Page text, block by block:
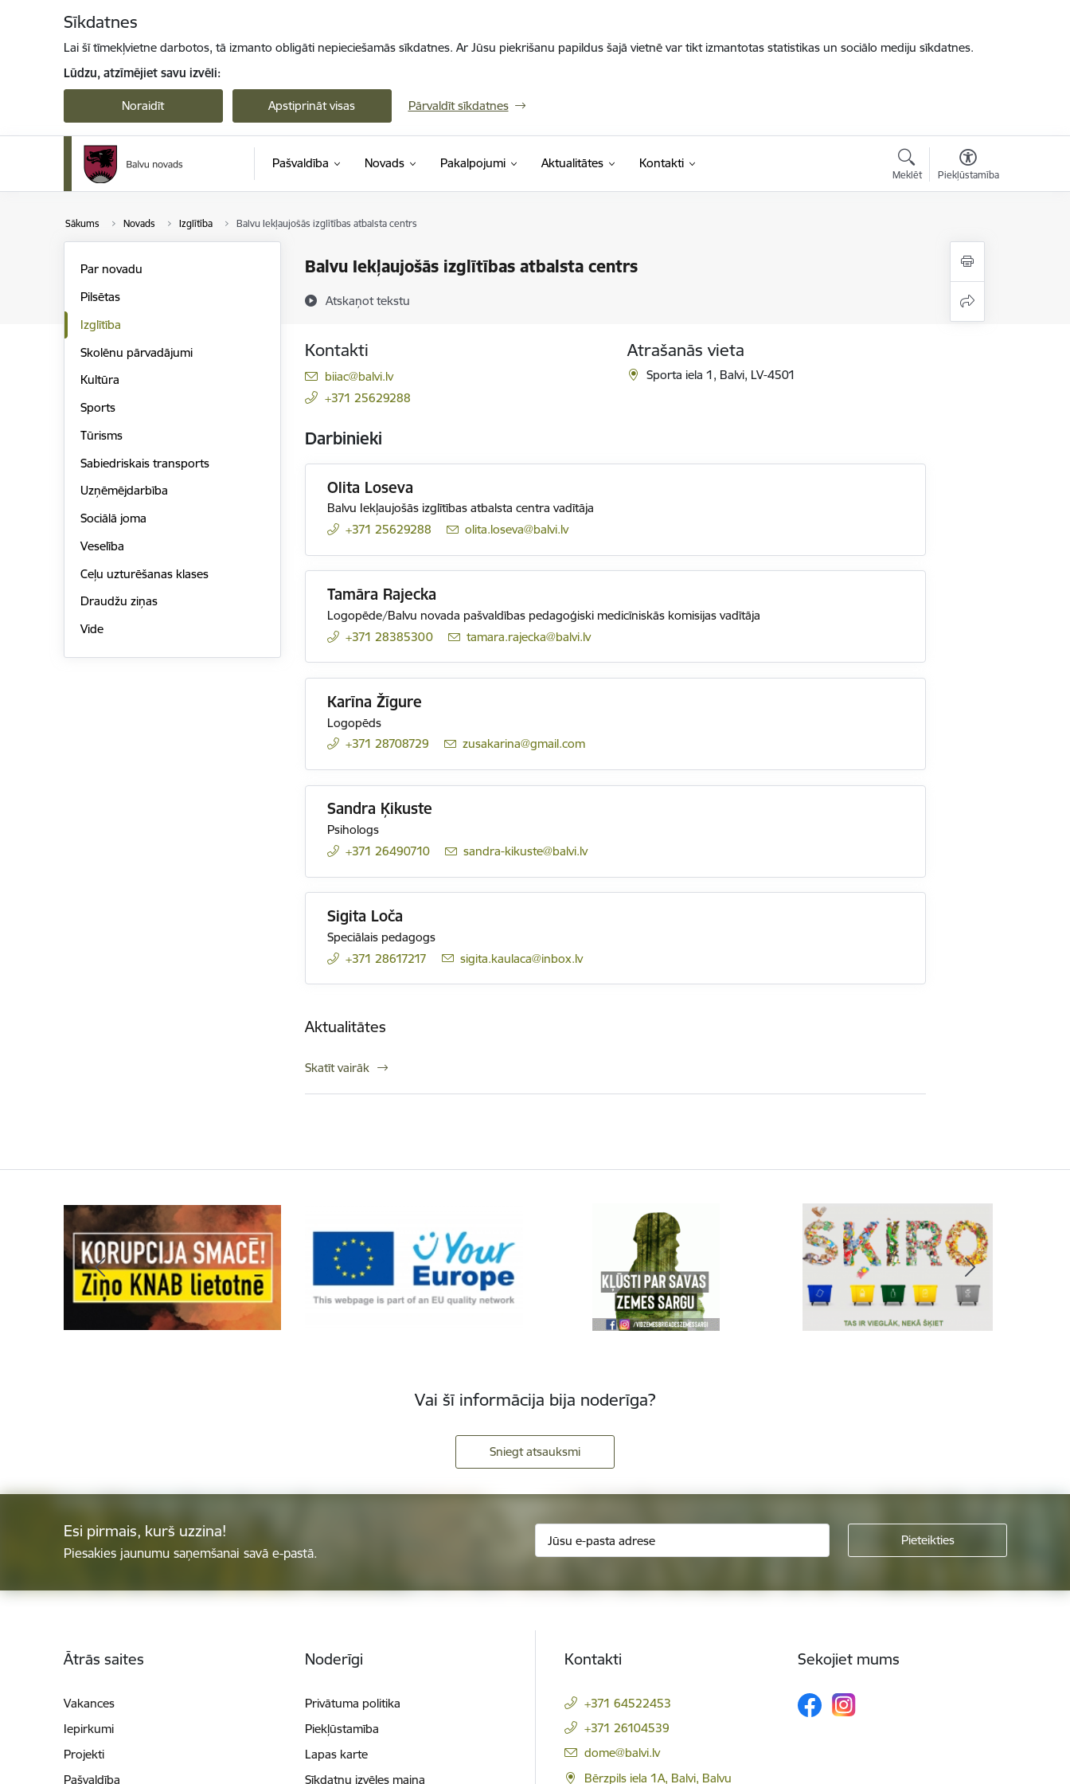
Sīkdatnes
Lai šī tīmekļvietne darbotos, tā izmanto obligāti nepieciešamās sīkdatnes. Ar Jūsu piekrišanu papildus šajā vietnē var tikt izmantotas statistikas un sociālo mediju sīkdatnes.
Lūdzu, atzīmējiet savu izvēli:
Noraidīt Apstiprināt visas Pārvaldīt sīkdatnes
Pašvaldība Novads Pakalpojumi Aktualitātes Kontakti
Meklēt Piekļūstamība
Sākums Novads Izglītība Balvu Iekļaujošās izglītības atbalsta centrs
Balvu Iekļaujošās izglītības atbalsta centrs
Atskaņot tekstu
Par novadu
Pilsētas
Izglītība
Skolēnu pārvadājumi
Kultūra
Sports
Tūrisms
Sabiedriskais transports
Uzņēmējdarbība
Sociālā joma
Veselība
Ceļu uzturēšanas klases
Draudžu ziņas
Vide
Kontakti
E-pasts:
biiac@balvi.lv
+371 25629288
Atrašanās vieta
Sporta iela 1, Balvi, LV-4501
Darbinieki
Olita Loseva
Balvu Iekļaujošās izglītības atbalsta centra vadītāja
+371 25629288
E-pasts:
olita.loseva@balvi.lv
Tamāra Rajecka
Logopēde/Balvu novada pašvaldības pedagoģiski medicīniskās komisijas vadītāja
+371 28385300
E-pasts:
tamara.rajecka@balvi.lv
Karīna Žīgure
Logopēds
+371 28708729
E-pasts:
zusakarina@gmail.com
Sandra Ķikuste
Psihologs
+371 26490710
E-pasts:
sandra-kikuste@balvi.lv
Sigita Loča
Speciālais pedagogs
+371 28617217
E-pasts:
sigita.kaulaca@inbox.lv
Aktualitātes
Skatīt vairāk
Vai šī informācija bija noderīga?
Sniegt atsauksmi
Esi pirmais, kurš uzzina!
Piesakies jaunumu saņemšanai savā e-pastā.
Ātrās saites
Vakances
Iepirkumi
Projekti
Pašvaldība
Noderīgi
Privātuma politika
Piekļūstamība
Lapas karte
Sīkdatņu izvēles maiņa
Kontakti
+371 64522453
+371 26104539
E-pasts:
dome@balvi.lv
Bērzpils iela 1A, Balvi, Balvu
Sekojiet mums